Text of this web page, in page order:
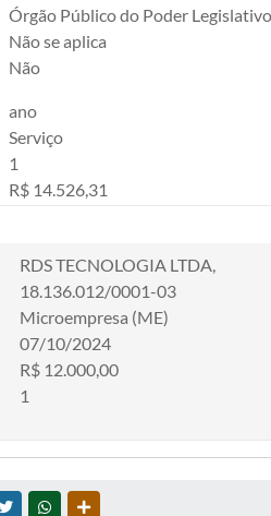
Órgão Público do Poder
Não se aplica
Não
ano
Serviço
1
R$ 14.526,31
RDS TECNOLOGIA LTDA,
18.136.012/0001-03
Microempresa (ME)
07/10/2024
R$ 12.000,00
1
TWITTERWHATSAPP